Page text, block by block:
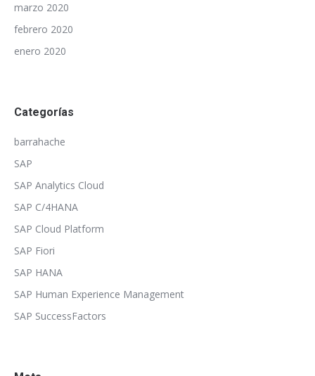
marzo 2020
febrero 2020
enero 2020
Categorías
barrahache
SAP
SAP Analytics Cloud
SAP C/4HANA
SAP Cloud Platform
SAP Fiori
SAP HANA
SAP Human Experience Management
SAP SuccessFactors